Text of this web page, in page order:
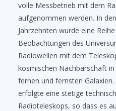
volle Messbetrieb mit dem
aufgenommen werden. In
Jahrzehnten wurde eine
Beobachtungen des
Radiowellen mit dem
kosmischen Nachbarschaft
fernen und fernsten
erfolgte eine stetige
Radioteleskops, so dass es